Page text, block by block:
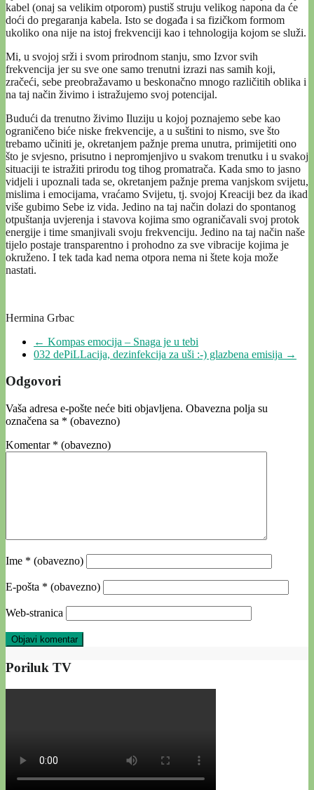
kabel (onaj sa velikim otporom) pustiš struju velikog napona da će
doći do pregaranja kabela. Isto se događa i sa fizičkom formom
ukoliko ona nije na istoj frekvenciji kao i tehnologija kojom se služi.
Mi, u svojoj srži i svom prirodnom stanju, smo Izvor svih
frekvencija jer su sve one samo trenutni izrazi nas samih koji,
zračeći, sebe preobražavamo u beskonačno mnogo različitih oblika i
na taj način živimo i istražujemo svoj potencijal.
Budući da trenutno živimo Iluziju u kojoj poznajemo sebe kao
ograničeno biće niske frekvencije, a u suštini to nismo, sve što
trebamo učiniti je, okretanjem pažnje prema unutra, primijetiti ono
što je svjesno, prisutno i nepromjenjivo u svakom trenutku i u svakoj
situaciji te istražiti prirodu tog tihog promatrača. Kada smo to jasno
vidjeli i upoznali tada se, okretanjem pažnje prema vanjskom svijetu,
mislima i emocijama, vraćamo Svijetu, tj. svojoj Kreaciji bez da ikad
više gubimo Sebe iz vida. Jedino na taj način dolazi do spontanog
otpuštanja uvjerenja i stavova kojima smo ograničavali svoj protok
energije i time smanjivali svoju frekvenciju. Jedino na taj način naše
tijelo postaje transparentno i prohodno za sve vibracije kojima je
okruženo. I tek tada kad nema otpora nema ni štete koja može
nastati.
Hermina Grbac
← Kompas emocija – Snaga je u tebi
032 dePiLLacija, dezinfekcija za uši :-) glazbena emisija →
Odgovori
Vaša adresa e-pošte neće biti objavljena. Obavezna polja su
označena sa * (obavezno)
Komentar * (obavezno)
Ime * (obavezno)
E-pošta * (obavezno)
Web-stranica
Poriluk TV